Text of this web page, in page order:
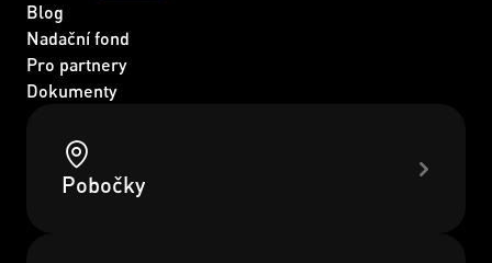
Blog
Nadační fond
Pro partnery
Dokumenty
Pobočky